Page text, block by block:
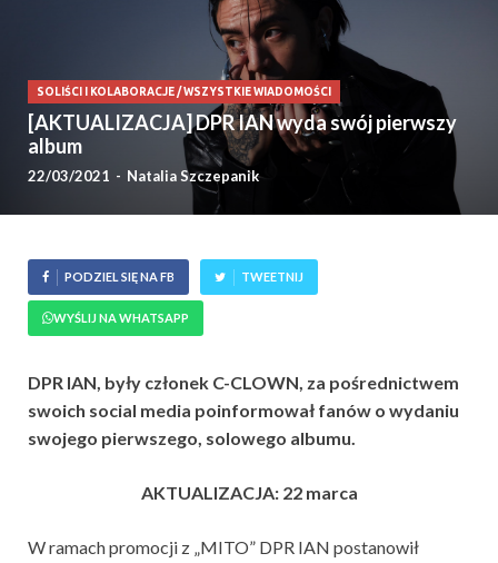
SOLIŚCI I KOLABORACJE/WSZYSTKIE WIADOMOŚCI
[AKTUALIZACJA] DPR IAN wyda swój pierwszy
album
22/03/2021 - Natalia Szczepanik
PODZIEL SIĘ NA FB TWEETNIJ
WYŚLIJ NA WHATSAPP
DPR IAN, były członek C-CLOWN, za pośrednictwem
swoich social media poinformował fanów o wydaniu
swojego pierwszego, solowego albumu.
AKTUALIZACJA: 22 marca
W ramach promocji z „MITO” DPR IAN postanowił